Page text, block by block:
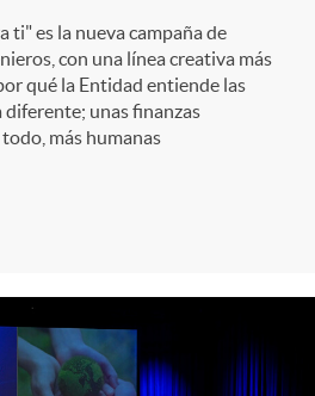
ti" es la nueva campaña de
con una línea creativa más
qué la Entidad entiende las
diferente; unas finanzas
más humanas